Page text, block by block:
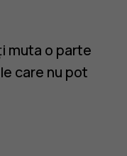
muta o parte
care nu pot